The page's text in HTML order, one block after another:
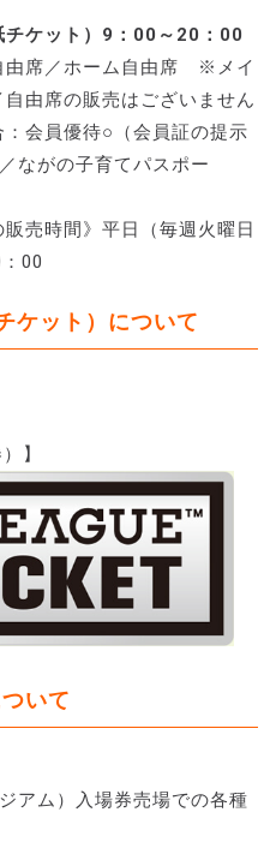
ケット）9：00～20：00
由席／ホーム自由席 ※メイ
由席の販売はございません
会員優待○（会員証の提示
ながの子育てパスポー
売時間》平日（毎週火曜日
00
ケット）について
】
いて
アム）入場券売場での各種